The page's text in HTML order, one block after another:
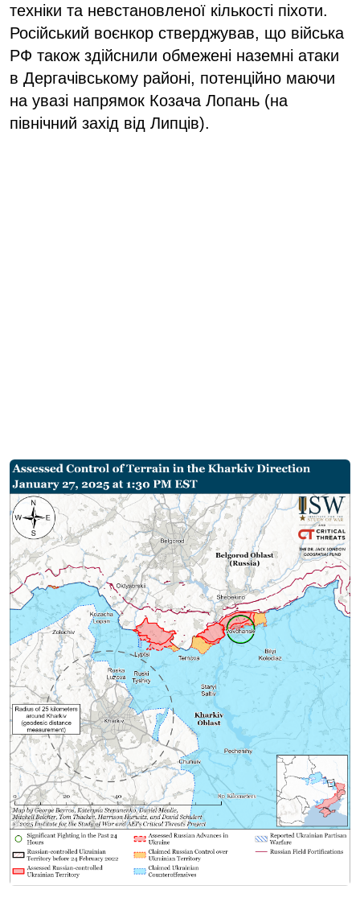
техніки та невстановленої кількості піхоти.
Російський воєнкор стверджував, що війська
РФ також здійснили обмежені наземні атаки
в Дергачівському районі, потенційно маючи
на увазі напрямок Козача Лопань (на
північний захід від Липців).